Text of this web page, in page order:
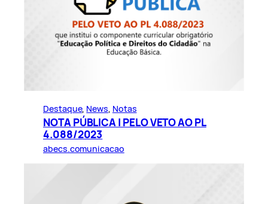
Destaque, News, Notas
NOTA PÚBLICA | PELO VETO AO PL
4.088/2023
abecs.comunicacao